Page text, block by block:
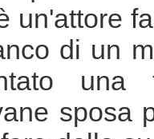
un'attore
di un
una
sposa